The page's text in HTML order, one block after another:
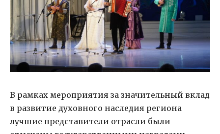
В рамках мероприятия за значительный вклад
в развитие духовного наследия региона
лучшие представители отрасли были